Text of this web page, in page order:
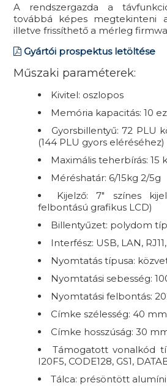
A rendszergazda a
továbbá képes megtekinteni
illetve frissíthető a mérleg
Gyártói prospektus letöltése
Műszaki paraméterek:
Kivitel: oszlopos
Memória kapacitás: 10
Gyorsbillentyű: 72 PLU
(144 PLU gyors
Maximális teherbírás: 15
Méréshatár: 6/15kg 2/5g
Kijelző: 7" színes
felbontású grafikus LCD)
Billentyűzet: polydom
Interfész: USB, LAN,
Nyomtatás típusa:
Nyomtatási sebesség:
Nyomtatási felbontás:
Címke szélesség: 40
Címke hosszúság: 30
Támogatott vonalkód
I20F5, CODE128, GS1,
Tálca: présöntött